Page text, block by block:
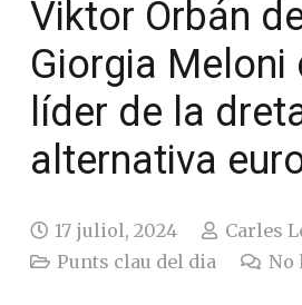
Viktor Orbán
Giorgia Meloni
líder de la
alternativa
17 juliol, 2024
Carles
Punts clau del dia
No